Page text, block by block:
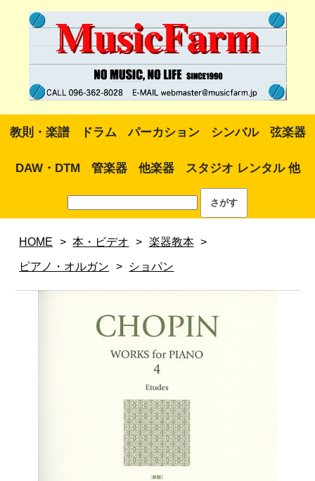
教則・楽譜 ドラム パーカション シンバル 弦楽器
DAW・DTM 管楽器 他楽器 スタジオ レンタル 他
HOME > 本・ビデオ > 楽器教本 >
ピアノ・オルガン > ショパン